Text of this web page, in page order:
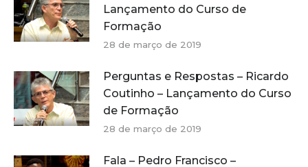
Lançamento do Curso de
Formação
28 de março de 2019
Perguntas e Respostas – Ricardo
Coutinho – Lançamento do Curso
de Formação
28 de março de 2019
Fala – Pedro Francisco –